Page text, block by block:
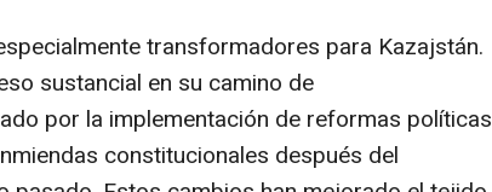
transformadores para Kazajstán.
sustancial en su camino de
por la implementación de reformas políticas
constitucionales después del